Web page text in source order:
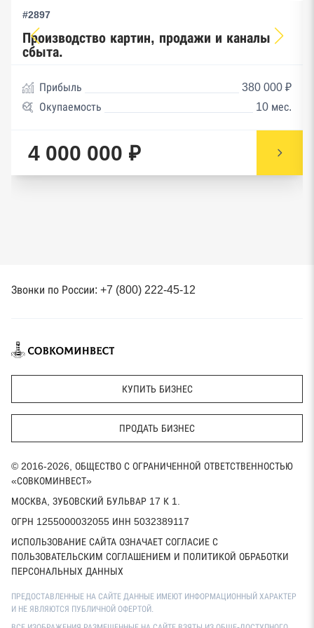
#2897
Производство картин, продажи и каналы
сбыта.
Прибыль
380 000 ₽
Окупаемость
10 мес.
4 000 000 ₽
Звонки по России: +7 (800) 222-45-12
КУПИТЬ БИЗНЕС
ПРОДАТЬ БИЗНЕС
© 2016-2026, ОБЩЕСТВО С ОГРАНИЧЕННОЙ ОТВЕТСТВЕННОСТЬЮ
«СОВКОМИНВЕСТ»
МОСКВА, ЗУБОВСКИЙ БУЛЬВАР 17 К 1.
ОГРН 1255000032055 ИНН 5032389117
ИСПОЛЬЗОВАНИЕ САЙТА ОЗНАЧАЕТ СОГЛАСИЕ С
ПОЛЬЗОВАТЕЛЬСКИМ СОГЛАШЕНИЕМ И ПОЛИТИКОЙ ОБРАБОТКИ
ПЕРСОНАЛЬНЫХ ДАННЫХ
ПРЕДОСТАВЛЕННЫЕ НА САЙТЕ ДАННЫЕ ИМЕЮТ ИНФОРМАЦИОННЫЙ ХАРАКТЕР
И НЕ ЯВЛЯЮТСЯ ПУБЛИЧНОЙ ОФЕРТОЙ.